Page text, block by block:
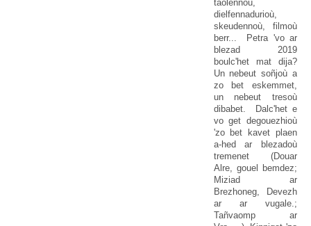
taolennoù,
dielfennadurioù,
skeudennoù, filmoù
berr... Petra 'vo ar
blezad 2019
boulc'het mat dija?
Un nebeut soñjoù a
zo bet eskemmet,
un nebeut tresoù
dibabet. Dalc'het e
vo get degouezhioù
'zo bet kavet plaen
a-hed ar blezadoù
tremenet (Douar
Alre, gouel bemdez;
Miziad ar
Brezhoneg, Devezh
ar ar vugale.;
Tañvaomp ar